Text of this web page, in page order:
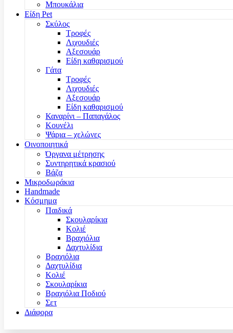
Μπουκάλια
Είδη Pet
Σκύλος
Τροφές
Λιχουδιές
Αξεσουάρ
Είδη καθαρισμού
Γάτα
Τροφές
Λιχουδιές
Αξεσουάρ
Είδη καθαρισμού
Καναρίνι – Παπαγάλος
Κουνέλι
Ψάρια – χελώνες
Οινοποιητικά
Όργανα μέτρησης
Συντηρητικά κρασιού
Βάζα
Μικροδωράκια
Handmade
Κόσμημα
Παιδικά
Σκουλαρίκια
Κολιέ
Βραχιόλια
Δαχτυλίδια
Βραχιόλια
Δαχτυλίδια
Κολιέ
Σκουλαρίκια
Βραχιόλια Ποδιού
Σετ
Διάφορα